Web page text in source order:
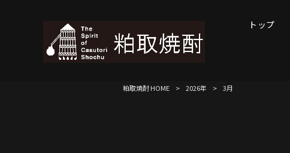
トップ
粕取焼酎 HOME > 2026年 > 3月